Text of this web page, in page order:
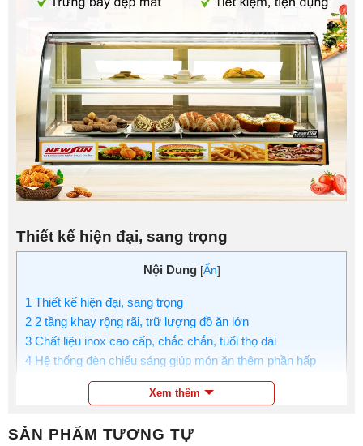
Thiết kế hiện đại, sang trọng
Nội Dung [Ẩn]
1 Thiết kế hiện đại, sang trọng
2 2 tầng khay rộng rãi, trữ lượng đồ ăn lớn
3 Chất liệu inox cao cấp, chắc chắn, tuổi thọ dài
4 Hệ thống đèn chiếu sáng giúp món ăn thêm phần hấp
Làm nóng nhanh và ổn định nhờ thanh nhiệt công suất
6Tiết kiệm điện thông minh với rơ le cảm biến nhiệt
Xem thêm
SẢN PHẨM TƯƠNG TỰ